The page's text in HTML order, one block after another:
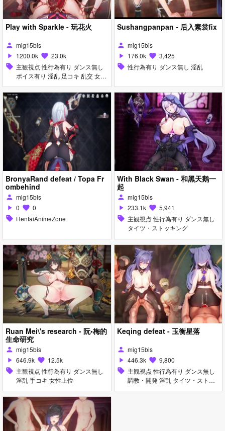
Play with Sparkle - 玩花火
person mig15bis
play_arrow 1200.0k favorite 23.0k
sell 主観視点 性行為有り ダンス無し
ボイス有り 淫乱 足コキ 乱交 女性
上位
Sushangpanpan - 后入素裳fix
person mig15bis
play_arrow 176.0k favorite 3,425
sell 性行為有り ダンス無し 淫乱
BronyaRand defeat / Topa Fr
ombehind
person mig15bis
play_arrow 0 favorite 0
sell HentaiAnimeZone
With Black Swan - 和黑天鹅一
起
person mig15bis
play_arrow 233.1k favorite 5,941
sell 主観視点 性行為有り ダンス無し
タイツ・ストッキング
Ruan Mei\'s research - 阮•梅的
生命研究
person mig15bis
play_arrow 646.9k favorite 12.5k
sell 主観視点 性行為有り ダンス無し
淫乱 手コキ 女性上位
Keqing defeat - 玉衡星落
person mig15bis
play_arrow 446.3k favorite 9,800
sell 主観視点 性行為有り ダンス無し
調教・開発 淫乱 タイツ・ストッ
キング イラマチオ 拘束 種付けプ